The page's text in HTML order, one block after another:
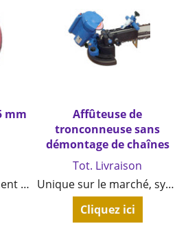
Affûteuse de
tronconneuse sans
démontage de chaînes
€89.00TTC
Tot. Livraison